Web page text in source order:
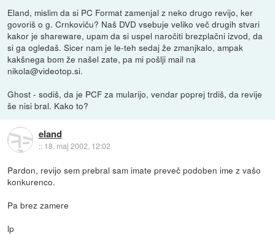
Eland, mislim da si PC Format zamenjal z neko drugo revijo, ker
govoriš o g. Crnkoviču? Naš DVD vsebuje veliko več drugih stvari
kakor je shareware, upam da si uspel naročiti brezplačni izvod, da
si ga ogledaš. Sicer nam je le-teh sedaj že zmanjkalo, ampak
kakšnega bom že našel zate, pa mi pošlji mail na
nikola@videotop.si.
Ghost - sodiš, da je PCF za mularijo, vendar poprej trdiš, da revije
še nisi bral. Kako to?
eland
:: 18. maj 2002, 12:02
Pardon, revijo sem prebral sam imate preveč podoben ime z vašo
konkurenco.
Pa brez zamere
lp